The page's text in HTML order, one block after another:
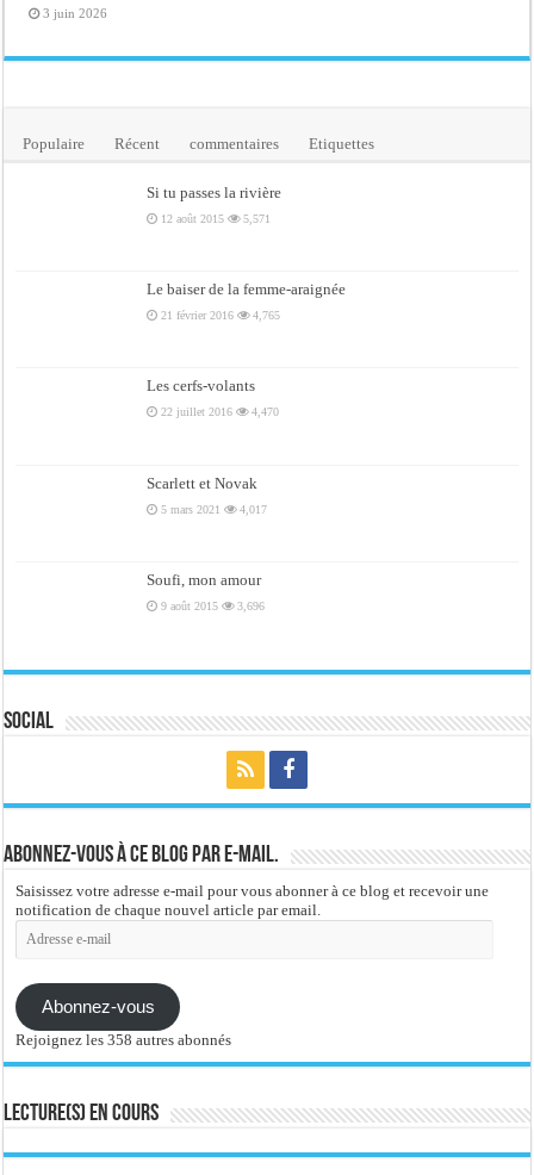
3 juin 2026
Populaire Récent commentaires Etiquettes
Si tu passes la rivière
12 août 2015 5,571
Le baiser de la femme-araignée
21 février 2016 4,765
Les cerfs-volants
22 juillet 2016 4,470
Scarlett et Novak
5 mars 2021 4,017
Soufi, mon amour
9 août 2015 3,696
Social
Abonnez-vous à ce blog par e-mail.
Saisissez votre adresse e-mail pour vous abonner à ce blog et recevoir une
notification de chaque nouvel article par email.
Adresse
e-
Abonnez-vous
Rejoignez les 358 autres abonnés
Lecture(s) en cours